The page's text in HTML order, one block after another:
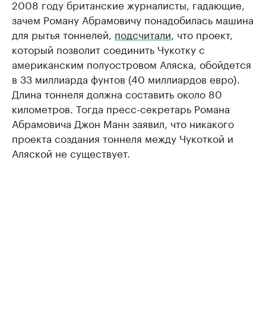
2008 году британские журналисты, гадающие,
зачем Роману Абрамовичу понадобилась машина
для рытья тоннелей, подсчитали , что проект,
который позволит соединить Чукотку с
американским полуостровом Аляска, обойдется
в 33 миллиарда фунтов (40 миллиардов евро).
Длина тоннеля должна составить около 80
километров. Тогда пресс-секретарь Романа
Абрамовича Джон Манн заявил, что никакого
проекта создания тоннеля между Чукоткой и
Аляской не существует.